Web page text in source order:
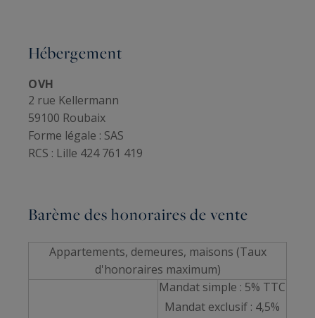
Hébergement
OVH
2 rue Kellermann
59100 Roubaix
Forme légale : SAS
RCS : Lille 424 761 419
Barème des honoraires de vente
Appartements, demeures, maisons (Taux
d'honoraires maximum)
Mandat simple : 5% TTC
Mandat exclusif : 4,5%